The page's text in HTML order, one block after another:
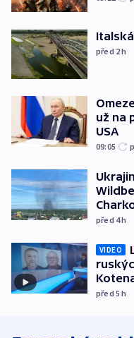
před 2h
už na
USA
09:05
před 4h
VIDEO
před 5h